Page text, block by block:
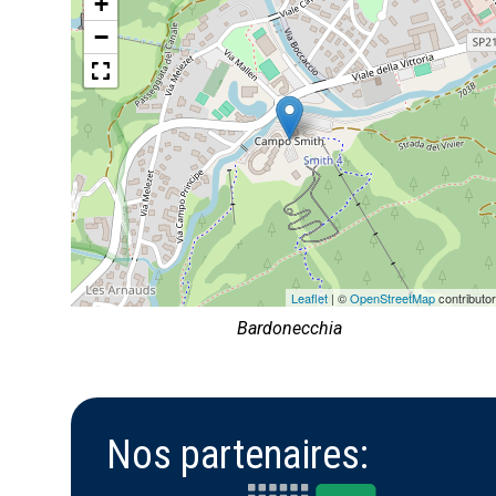
−
Leaflet| ©OpenStreetMap
Bardonecchia
Nos partenaires: